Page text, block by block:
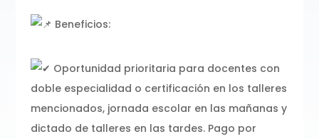
Beneficios:
Oportunidad prioritaria para docentes con
doble especialidad o certificación en los talleres
mencionados, jornada escolar en las mañanas y
dictado de talleres en las tardes. Pago por